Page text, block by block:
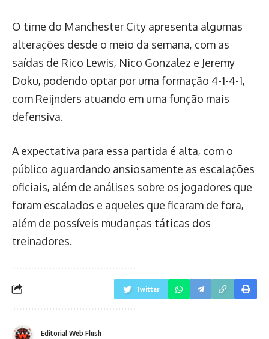
O time do Manchester City apresenta algumas
alterações desde o meio da semana, com as
saídas de Rico Lewis, Nico Gonzalez e Jeremy
Doku, podendo optar por uma formação 4-1-4-1,
com Reijnders atuando em uma função mais
defensiva.
A expectativa para essa partida é alta, com o
público aguardando ansiosamente as escalações
oficiais, além de análises sobre os jogadores que
foram escalados e aqueles que ficaram de fora,
além de possíveis mudanças táticas dos
treinadores.
Twitter
Editorial Web Flush